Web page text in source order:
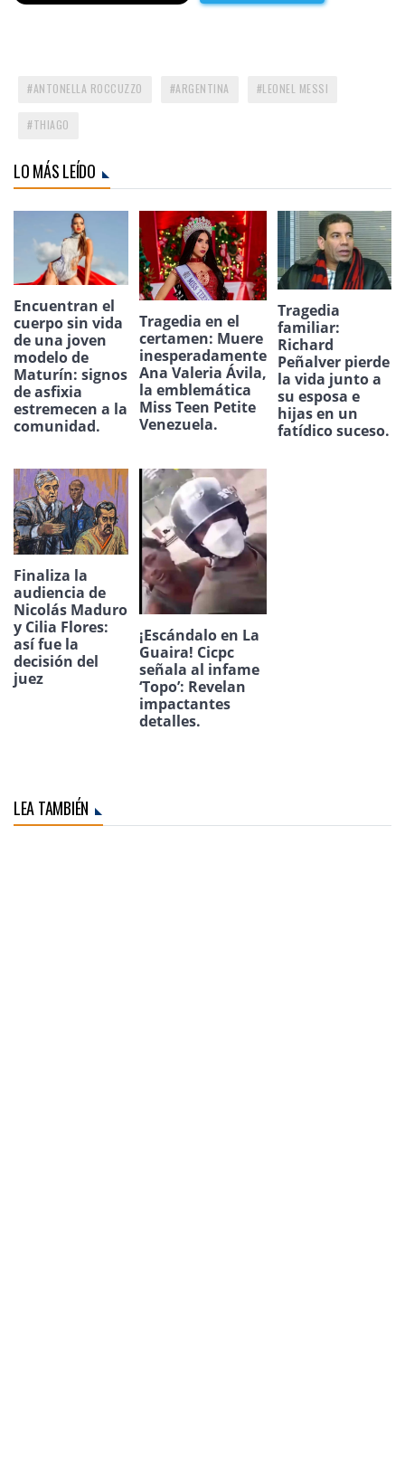
ANTONELLA ROCCUZZO ARGENTINA LEONEL MESSI
THIAGO
LO MÁS LEÍDO
Encuentran el
cuerpo sin vida
de una joven
modelo de
Maturín: signos
de asfixia
estremecen a la
comunidad.
Tragedia en el
certamen: Muere
inesperadamente
Ana Valeria Ávila,
la emblemática
Miss Teen Petite
Venezuela.
Tragedia
familiar:
Richard
Peñalver pierde
la vida junto a
su esposa e
hijas en un
fatídico suceso.
Finaliza la
audiencia de
Nicolás Maduro
y Cilia Flores:
así fue la
decisión del
juez
¡Escándalo en La
Guaira! Cicpc
señala al infame
‘Topo’: Revelan
impactantes
detalles.
LEA TAMBIÉN